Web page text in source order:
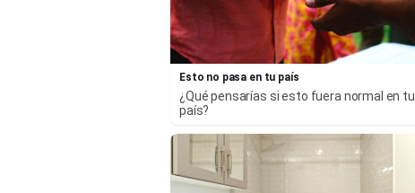
Esto no pasa en tu país
¿Qué pensarías si esto fuera normal en tu
país?